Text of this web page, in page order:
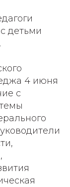
детьми
4 июня
с